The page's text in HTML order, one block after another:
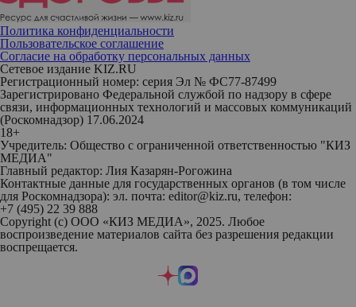
Политика конфиденциальности
Пользовательское соглашение
Согласие на обработку персональных данных
Сетевое издание KIZ.RU
Регистрационный номер: серия Эл № ФС77-87499
Зарегистрировано Федеральной службой по надзору в сфере
связи, информационных технологий и массовых коммуникаций
(Роскомнадзор) 17.06.2024
18+
Учредитель: Общество с ограниченной ответственностью "КИЗ
МЕДИА"
Главный редактор: Лия Казарян-Рогожина
Контактные данные для государственных органов (в том числе
для Роскомнадзора): эл. почта: editor@kiz.ru, телефон:
+7 (495) 22 39 888
Copyright (с) ООО «КИЗ МЕДИА», 2025. Любое
воспроизведение материалов сайта без разрешения редакции
воспрещается.